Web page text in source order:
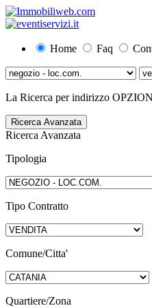
Home Faq
La Ricerca per indirizzo
Ricerca Avanzata
Ricerca Avanzata
Tipologia
Tipo Contratto
Comune/Citta'
Quartiere/Zona